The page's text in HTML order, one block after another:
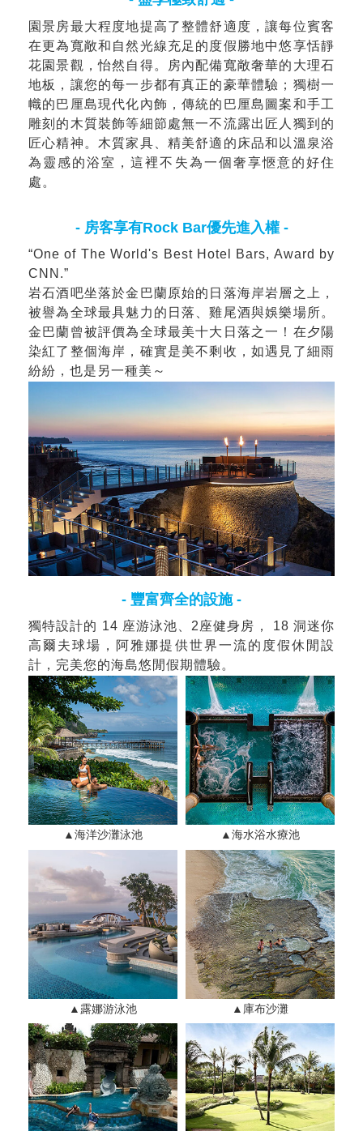
園景房最大程度地提高了整體舒適度，讓每位賓客
在更為寬敞和自然光線充足的度假勝地中悠享恬靜
花園景觀，怡然自得。房內配備寬敞奢華的大理石
地板，讓您的每一步都有真正的豪華體驗；獨樹一
幟的巴厘島現代化內飾，傳統的巴厘島圖案和手工
雕刻的木質裝飾等細節處無一不流露出匠人獨到的
匠心精神。木質家具、精美舒適的床品和以溫泉浴
為靈感的浴室，這裡不失為一個奢享愜意的好住
處。
- 房客享有Rock Bar優先進入權 -
“One of The World's Best Hotel Bars, Award by
CNN.”
岩石酒吧坐落於金巴蘭原始的日落海岸岩層之上，
被譽為全球最具魅力的日落、雞尾酒與娛樂場所。
金巴蘭曾被評價為全球最美十大日落之一！在夕陽
染紅了整個海岸，確實是美不剩收，如遇見了細雨
紛紛，也是另一種美～
- 豐富齊全的設施 -
獨特設計的 14 座游泳池、2座健身房， 18 洞迷你
高爾夫球場，阿雅娜提供世界一流的度假休閒設
計，完美您的海島悠閒假期體驗。
▲海洋沙灘泳池 ▲海水浴水療池
▲露娜游泳池 ▲庫布沙灘